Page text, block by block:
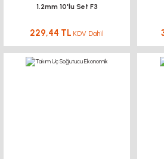
1.2mm 10'lu Set F3
229,44 TL KDV Dahil